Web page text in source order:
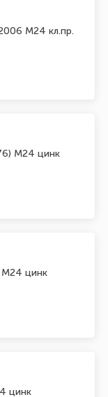
М24 кл.пр.
М24 цинк
М24 цинк
цинк